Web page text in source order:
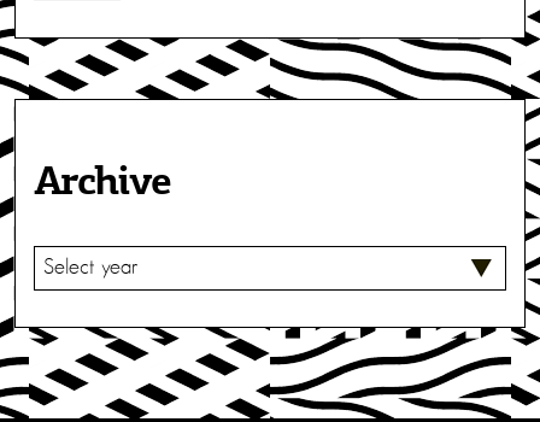
Archive
V
I
S
E